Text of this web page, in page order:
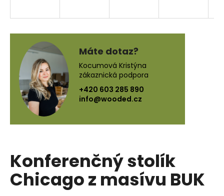
Konferenčný stolík
Chicago z masívu BUK
Máte dotaz?
Kocumová Kristýna
zákaznická podpora
+420 603 285 890
info@wooded.cz
s
O
d
p